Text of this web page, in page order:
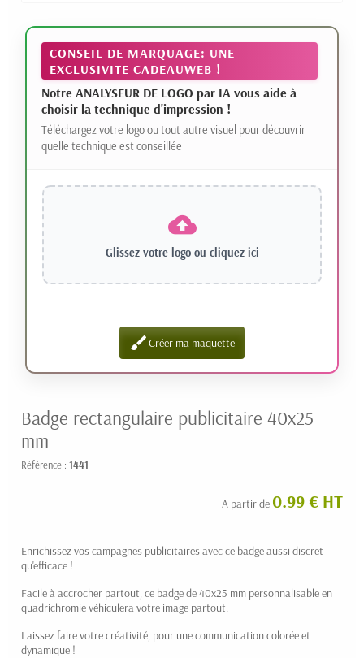
CONSEIL DE MARQUAGE: UNE
EXCLUSIVITE CADEAUWEB !
Notre ANALYSEUR DE LOGO par IA vous aide à
choisir la technique d'impression !
Téléchargez votre logo ou tout autre visuel pour découvrir
quelle technique est conseillée
Glissez votre logo ou cliquez ici
brushCréer ma maquette
Badge rectangulaire publicitaire 40x25
mm
Référence : 1441
A partir de 0.99 € HT
Enrichissez vos campagnes publicitaires avec ce badge aussi discret
qu'efficace !
Facile à accrocher partout, ce badge de 40x25 mm personnalisable en
quadrichromie véhiculera votre image partout.
Laissez faire votre créativité, pour une communication colorée et
dynamique !